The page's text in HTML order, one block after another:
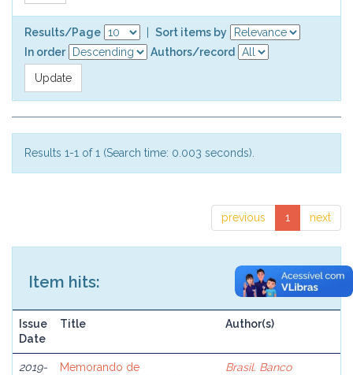
Results/Page
Sort items by
In order
Authors/record
Results 1-1 of 1 (Search time: 0.003 seconds).
previous 1 next
Item hits:
Issue
Date
Title Author(s)
2019-
Memorando de
Brasil. Banco